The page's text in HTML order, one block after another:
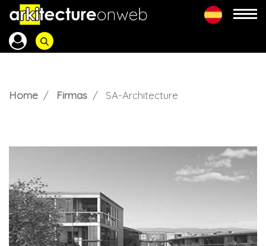
Home Firmas SA-Architecture